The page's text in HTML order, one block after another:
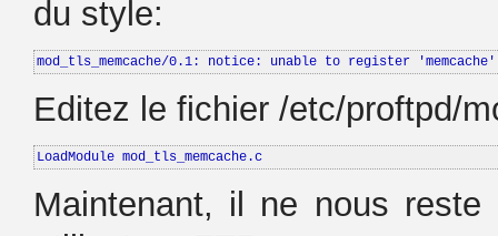
du style:
mod_tls_memcache/0.1: notice: unable to register
Editez le fichier /etc/proftpd/
LoadModule mod_tls_memcache.c
Maintenant, il ne nous